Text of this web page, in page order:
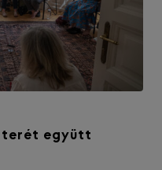
terét együtt